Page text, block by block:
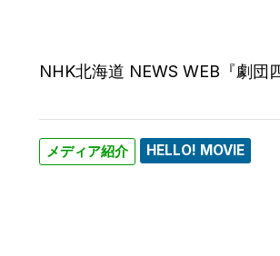
NHK北海道 NEWS WEB『劇団
メディア紹介 HELLO! MOVIE